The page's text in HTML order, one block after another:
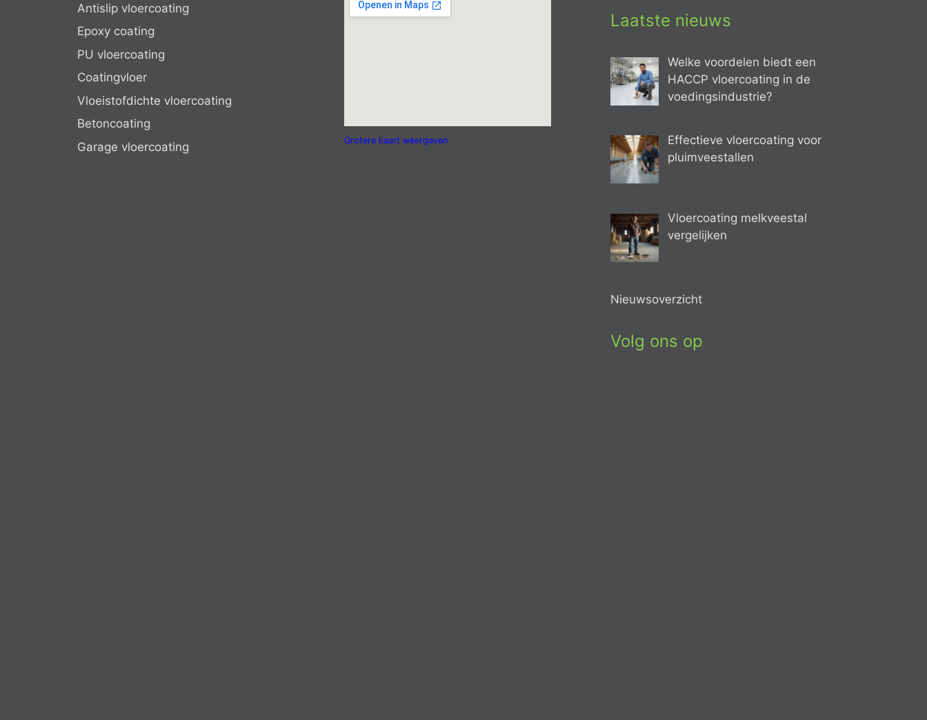
Antislip vloercoating
Epoxy coating
PU vloercoating
Coatingvloer
Vloeistofdichte vloercoating
Betoncoating
Garage vloercoating
Grotere kaart weergeven
Laatste nieuws
Welke voordelen biedt een
HACCP vloercoating in de
voedingsindustrie?
Effectieve vloercoating voor
pluimveestallen
Vloercoating melkveestal
vergelijken
Nieuwsoverzicht
Volg ons op